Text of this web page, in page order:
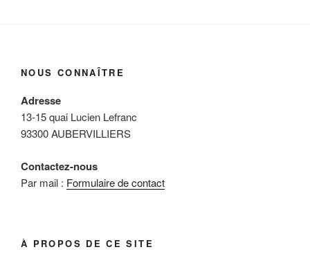
NOUS CONNAÎTRE
Adresse
13-15 quai Lucien Lefranc
93300 AUBERVILLIERS
Contactez-nous
Par mail : Formulaire de contact
À PROPOS DE CE SITE